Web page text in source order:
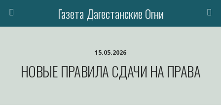
Газета Дагестанские Огни
15.05.2026
НОВЫЕ ПРАВИЛА СДАЧИ НА ПРАВА